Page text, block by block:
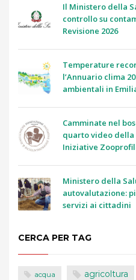
Il Ministero della
controllo su
Revisione 2026
Temperature
l’Annuario clima
ambientali in
Camminate nel
quarto video della
Iniziative
Ministero della
autovalutazione:
servizi ai cittadini
CERCA PER TAG
acqua agricoltura